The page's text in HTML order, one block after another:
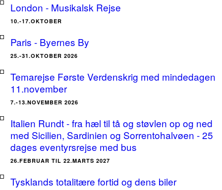
London - Musikalsk Rejse
10.-17.OKTOBER
Paris - Byernes By
25.-31.OKTOBER 2026
Temarejse Første Verdenskrig med mindedagen
11.november
7.-13.NOVEMBER 2026
Italien Rundt - fra hæl til tå og støvlen op og ned
med Sicilien, Sardinien og Sorrentohalvøen - 25
dages eventyrsrejse med bus
26.FEBRUAR TIL 22.MARTS 2027
Tysklands totalitære fortid og dens biler